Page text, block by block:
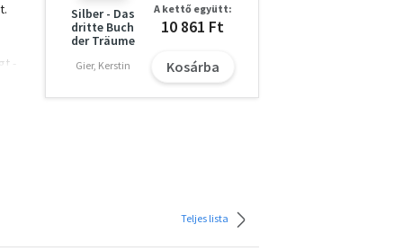
-
Silber - Das
dritte Buch
der Träume
Gier, Kerstin
A kettő együtt:
10 861 Ft
Kosárba
Teljes lista